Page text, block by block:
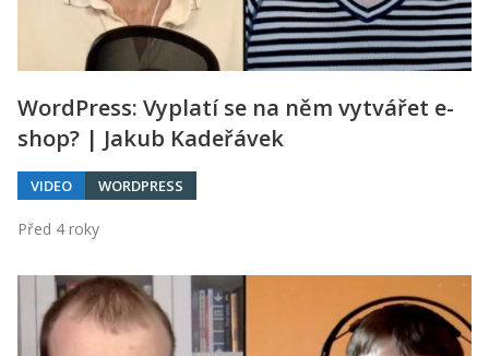
WordPress: Vyplatí se na něm vytvářet e-
shop? | Jakub Kadeřávek
VIDEO WORDPRESS
Před 4 roky